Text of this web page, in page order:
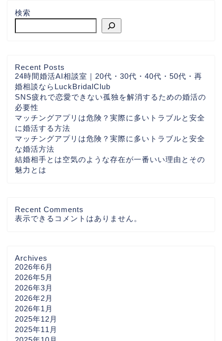
検索
Recent Posts
24時間婚活AI相談室｜20代・30代・40代・50代・再
婚相談ならLuckBridalClub
SNS疲れで恋愛できない孤独を解消するための婚活の
必要性
マッチングアプリは危険？実際に多いトラブルと安全
に婚活する方法
マッチングアプリは危険？実際に多いトラブルと安全
な婚活方法
結婚相手とは空気のような存在が一番いい理由とその
魅力とは
Recent Comments
表示できるコメントはありません。
Archives
2026年6月
2026年5月
2026年3月
2026年2月
2026年1月
2025年12月
2025年11月